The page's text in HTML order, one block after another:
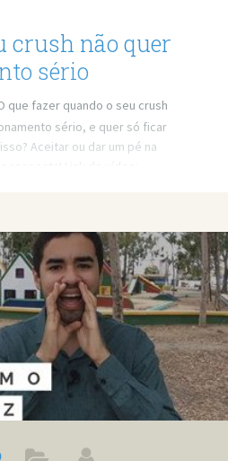
crush não quer
sério
que fazer quando o seu crush
sério, e quer só ficar
Aceitar ou dar um pé na